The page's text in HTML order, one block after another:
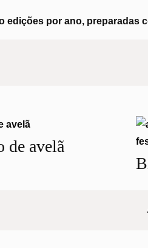
edições por ano, preparadas
de avelã